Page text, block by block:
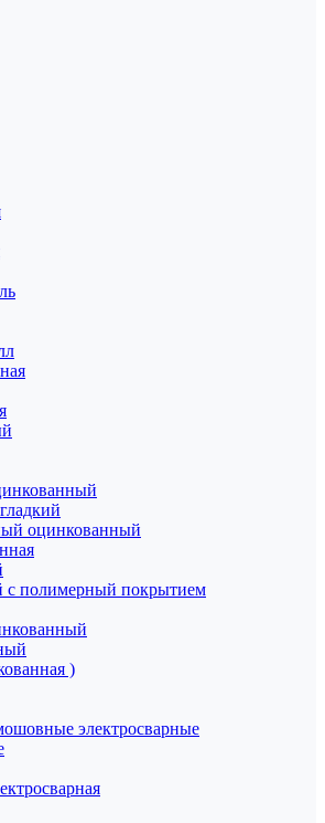
оцинкованный
с полимерный покрытием
)
электросварные